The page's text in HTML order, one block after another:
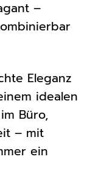
–
Eleganz
idealen
Büro,
– mit
ein